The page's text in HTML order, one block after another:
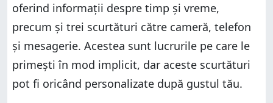
oferind informații despre timp și vreme,
precum și trei scurtături către cameră, telefon
și mesagerie. Acestea sunt lucrurile pe care le
primești în mod implicit, dar aceste scurtături
pot fi oricând personalizate după gustul tău.